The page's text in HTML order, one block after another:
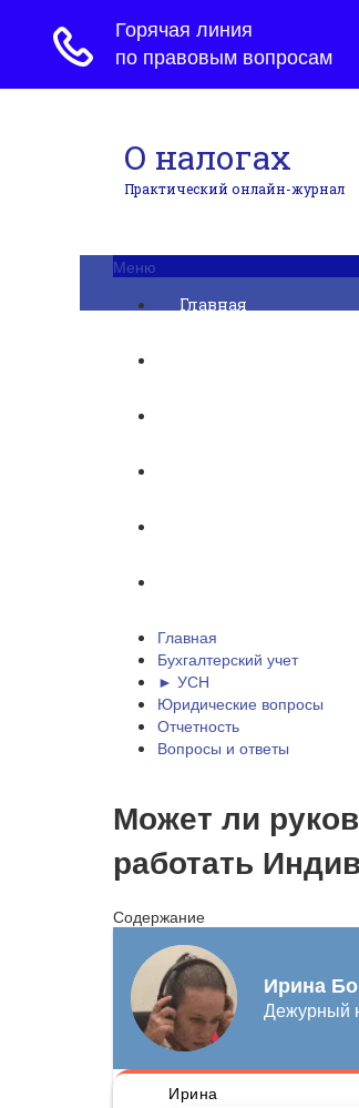
О налогах
Практический онлайн-журнал
Меню
Главная
Главная
Бухгалтерский учет
► УСН
Юридические вопросы
Отчетность
Вопросы и ответы
Может ли
работать
Содержание